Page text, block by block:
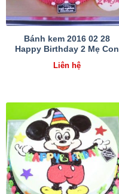
Bánh kem 2016 02 28
Happy Birthday 2 Mẹ Con
Liên hệ